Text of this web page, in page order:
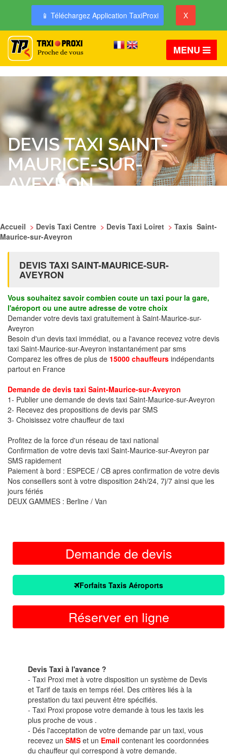
📱 Téléchargez Application TaxiProxi X
MENU
DEVIS TAXI SAINT-
MAURICE-SUR-
AVEYRON
Accueil > Devis Taxi Centre > Devis Taxi Loiret > Taxis Saint-
Maurice-sur-Aveyron
DEVIS TAXI SAINT-MAURICE-SUR-
AVEYRON
Vous souhaitez savoir combien coute un taxi pour la gare,
l'aéroport ou une autre adresse de votre choix
Demander votre devis taxi gratuitement à Saint-Maurice-sur-
Aveyron
Besoin d'un devis taxi immédiat, ou a l'avance recevez votre devis
taxi Saint-Maurice-sur-Aveyron instantanément par sms
Comparez les offres de plus de 15000 chauffeurs indépendants
partout en France
Demande de devis taxi Saint-Maurice-sur-Aveyron
1- Publier une demande de devis taxi Saint-Maurice-sur-Aveyron
2- Recevez des propositions de devis par SMS
3- Choisissez votre chauffeur de taxi
Profitez de la force d'un réseau de taxi national
Confirmation de votre devis taxi Saint-Maurice-sur-Aveyron par
SMS rapidement
Paiement à bord : ESPECE / CB apres confirmation de votre devis
Nos conseillers sont à votre disposition 24h/24, 7j/7 ainsi que les
jours fériés
DEUX GAMMES : Berline / Van
Demande de devis
Forfaits Taxis Aéroports
Réserver en ligne
Devis Taxi à l'avance ?
- Taxi Proxi met à votre disposition un système de Devis
et Tarif de taxis en temps réel. Des critères liés à la
prestation du taxi peuvent être spécifiés.
- Taxi Proxi propose votre demande à tous les taxis les
plus proche de vous .
- Dés l'acceptation de votre demande par un taxi, vous
recevez un SMS et un Email contenant les coordonnées
du chauffeur qui correspond à votre demande.